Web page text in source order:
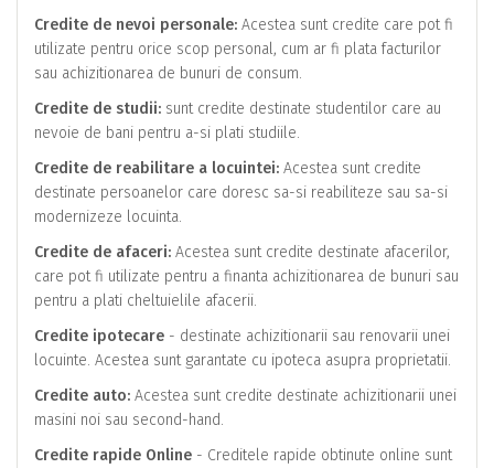
Credite de nevoi personale: Acestea sunt credite care pot fi
utilizate pentru orice scop personal, cum ar fi plata facturilor
sau achizitionarea de bunuri de consum.
Credite de studii: sunt credite destinate studentilor care au
nevoie de bani pentru a-si plati studiile.
Credite de reabilitare a locuintei: Acestea sunt credite
destinate persoanelor care doresc sa-si reabiliteze sau sa-si
modernizeze locuinta.
Credite de afaceri: Acestea sunt credite destinate afacerilor,
care pot fi utilizate pentru a finanta achizitionarea de bunuri sau
pentru a plati cheltuielile afacerii.
Credite ipotecare - destinate achizitionarii sau renovarii unei
locuinte. Acestea sunt garantate cu ipoteca asupra proprietatii.
Credite auto: Acestea sunt credite destinate achizitionarii unei
masini noi sau second-hand.
Credite rapide Online - Creditele rapide obtinute online sunt